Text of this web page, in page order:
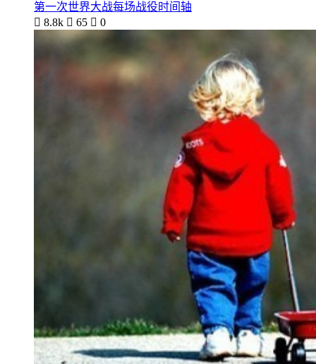
第一次世界大战每场战役时间轴
 8.8k  65  0